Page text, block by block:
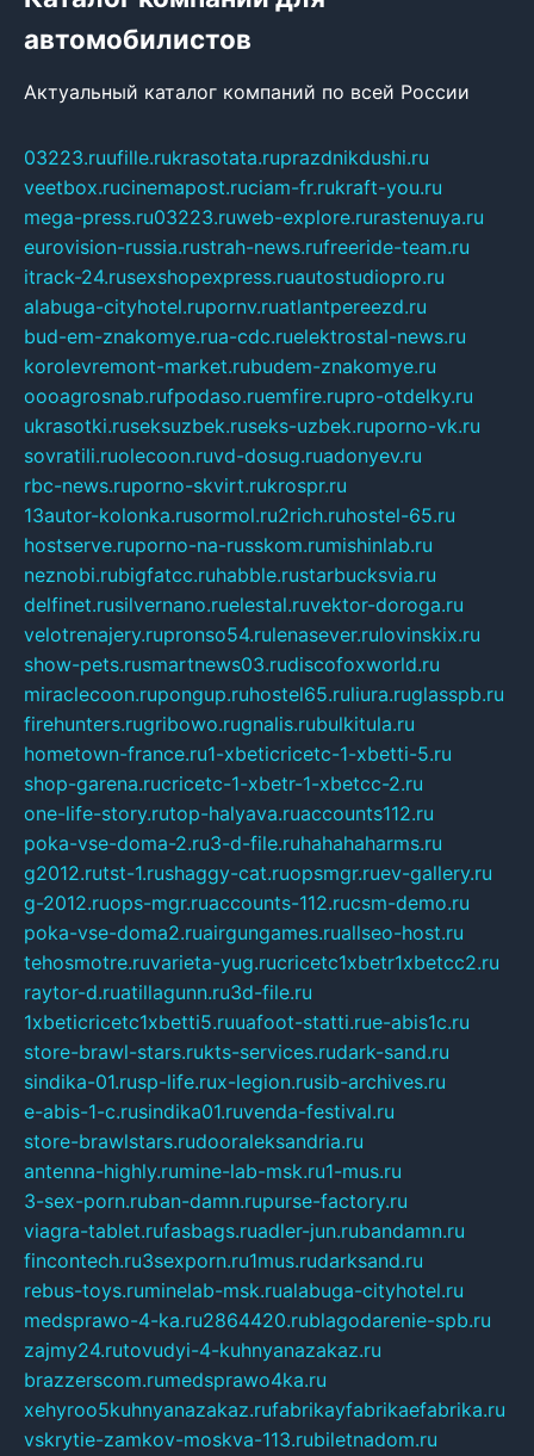
автомобилистов
Актуальный каталог компаний по всей России
03223.ruufille.rukrasotata.ruprazdnikdushi.ru
veetbox.rucinemapost.ruciam-fr.rukraft-you.ru
mega-press.ru03223.ruweb-explore.rurastenuya.ru
eurovision-russia.rustrah-news.rufreeride-team.ru
itrack-24.rusexshopexpress.ruautostudiopro.ru
alabuga-cityhotel.rupornv.ruatlantpereezd.ru
bud-em-znakomye.rua-cdc.ruelektrostal-news.ru
korolevremont-market.rubudem-znakomye.ru
oooagrosnab.rufpodaso.ruemfire.rupro-otdelky.ru
ukrasotki.ruseksuzbek.ruseks-uzbek.ruporno-vk.ru
sovratili.ruolecoon.ruvd-dosug.ruadonyev.ru
rbc-news.ruporno-skvirt.rukrospr.ru
13autor-kolonka.rusormol.ru2rich.ruhostel-65.ru
hostserve.ruporno-na-russkom.rumishinlab.ru
neznobi.rubigfatcc.ruhabble.rustarbucksvia.ru
delfinet.rusilvernano.ruelestal.ruvektor-doroga.ru
velotrenajery.rupronso54.rulenasever.rulovinskix.ru
show-pets.rusmartnews03.rudiscofoxworld.ru
miraclecoon.rupongup.ruhostel65.ruliura.ruglasspb.ru
firehunters.rugribowo.rugnalis.rubulkitula.ru
hometown-france.ru1-xbeticricetc-1-xbetti-5.ru
shop-garena.rucricetc-1-xbetr-1-xbetcc-2.ru
one-life-story.rutop-halyava.ruaccounts112.ru
poka-vse-doma-2.ru3-d-file.ruhahahaharms.ru
g2012.rutst-1.rushaggy-cat.ruopsmgr.ruev-gallery.ru
g-2012.ruops-mgr.ruaccounts-112.rucsm-demo.ru
poka-vse-doma2.ruairgungames.ruallseo-host.ru
tehosmotre.ruvarieta-yug.rucricetc1xbetr1xbetcc2.ru
raytor-d.ruatillagunn.ru3d-file.ru
1xbeticricetc1xbetti5.ruuafoot-statti.rue-abis1c.ru
store-brawl-stars.rukts-services.rudark-sand.ru
sindika-01.rusp-life.rux-legion.rusib-archives.ru
e-abis-1-c.rusindika01.ruvenda-festival.ru
store-brawlstars.rudooraleksandria.ru
antenna-highly.rumine-lab-msk.ru1-mus.ru
3-sex-porn.ruban-damn.rupurse-factory.ru
viagra-tablet.rufasbags.ruadler-jun.rubandamn.ru
fincontech.ru3sexporn.ru1mus.rudarksand.ru
rebus-toys.ruminelab-msk.rualabuga-cityhotel.ru
medsprawo-4-ka.ru2864420.rublagodarenie-spb.ru
zajmy24.rutovudyi-4-kuhnyanazakaz.ru
brazzerscom.rumedsprawo4ka.ru
xehyroo5kuhnyanazakaz.rufabrikayfabrikaefabrika.ru
vskrytie-zamkov-moskva-113.rubiletnadom.ru